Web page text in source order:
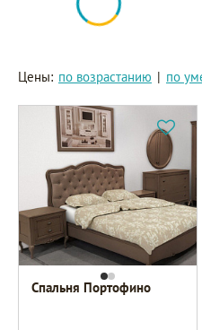
Цены: по возрастанию | по
Спальня Портофино